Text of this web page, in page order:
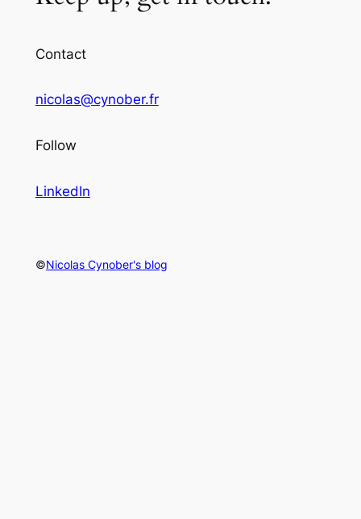
Contact
nicolas@cynober.fr
Follow
LinkedIn
©Nicolas Cynober's blog